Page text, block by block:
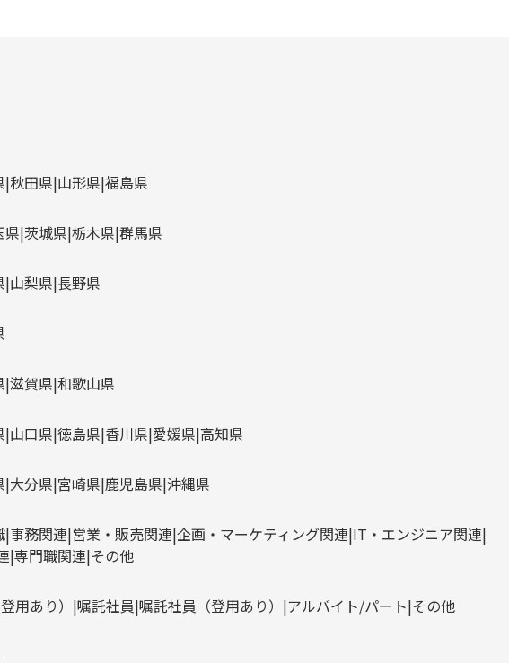
秋田県 山形県 福島県
県 茨城県 栃木県 群馬県
山梨県 長野県
滋賀県 和歌山県
山口県 徳島県 香川県 愛媛県 高知県
大分県 宮崎県 鹿児島県 沖縄県
事務関連 営業・販売関連 企画・マーケティング関連 IT・エンジニア関連
専門職関連 その他
用あり） 嘱託社員 嘱託社員（登用あり） アルバイト/パート その他